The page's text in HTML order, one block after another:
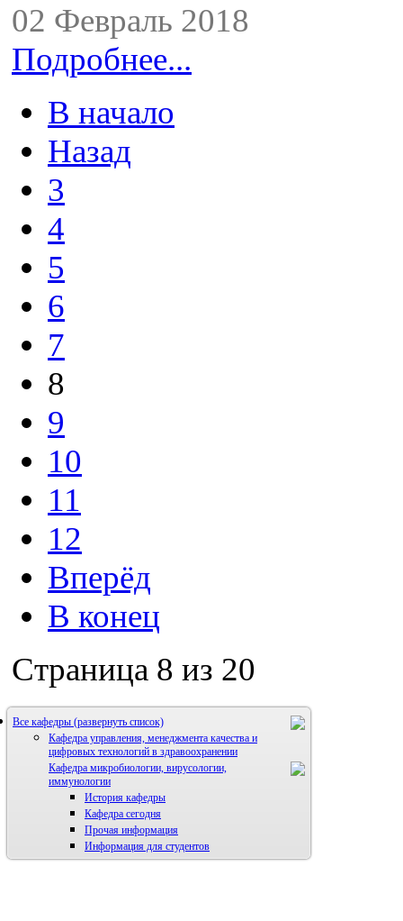
02 Февраль 2018
Подробнее...
В начало
Назад
3
4
5
6
7
8
9
10
11
12
Вперёд
В конец
Страница 8 из 20
Все кафедры
Кафедра управления, менеджмента качества и
цифровых технологий в здравоохранении
Кафедра микробиологии, вирусологии,
иммунологии
История кафедры
Кафедра сегодня
Прочая информация
Информация для студентов